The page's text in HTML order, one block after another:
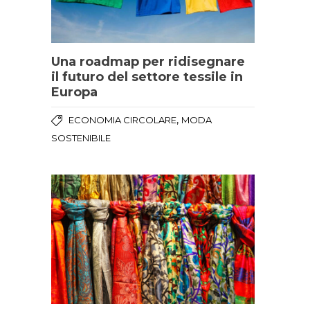
Una roadmap per ridisegnare
il futuro del settore tessile in
Europa
ECONOMIA CIRCOLARE, MODA
SOSTENIBILE